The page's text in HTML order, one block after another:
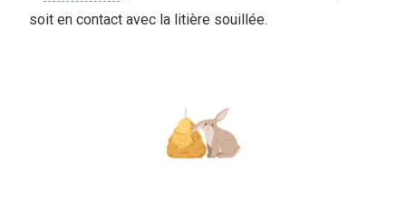
soit en contact avec la litière souillée.